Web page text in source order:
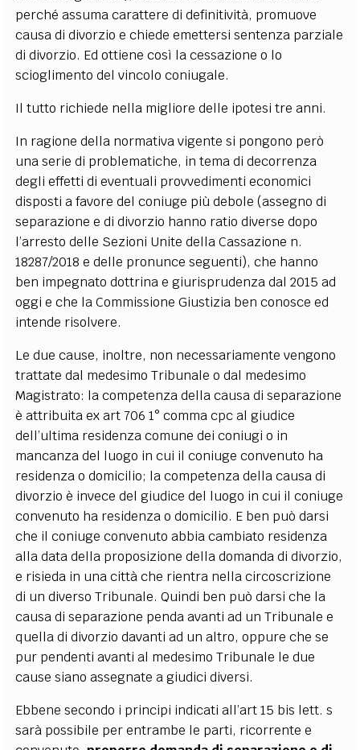
perché assuma carattere di definitività, promuove
causa di divorzio e chiede emettersi sentenza parziale
di divorzio. Ed ottiene così la cessazione o lo
scioglimento del vincolo coniugale.
Il tutto richiede nella migliore delle ipotesi tre anni.
In ragione della normativa vigente si pongono però
una serie di problematiche, in tema di decorrenza
degli effetti di eventuali provvedimenti economici
disposti a favore del coniuge più debole (assegno di
separazione e di divorzio hanno ratio diverse dopo
l’arresto delle Sezioni Unite della Cassazione n.
18287/2018 e delle pronunce seguenti), che hanno
ben impegnato dottrina e giurisprudenza dal 2015 ad
oggi e che la Commissione Giustizia ben conosce ed
intende risolvere.
Le due cause, inoltre, non necessariamente vengono
trattate dal medesimo Tribunale o dal medesimo
Magistrato: la competenza della causa di separazione
è attribuita ex art 706 1° comma cpc al giudice
dell’ultima residenza comune dei coniugi o in
mancanza del luogo in cui il coniuge convenuto ha
residenza o domicilio; la competenza della causa di
divorzio è invece del giudice del luogo in cui il coniuge
convenuto ha residenza o domicilio. E ben può darsi
che il coniuge convenuto abbia cambiato residenza
alla data della proposizione della domanda di divorzio,
e risieda in una città che rientra nella circoscrizione
di un diverso Tribunale. Quindi ben può darsi che la
causa di separazione penda avanti ad un Tribunale e
quella di divorzio davanti ad un altro, oppure che se
pur pendenti avanti al medesimo Tribunale le due
cause siano assegnate a giudici diversi.
Ebbene secondo i principi indicati all’art 15 bis lett. s
sarà possibile per entrambe le parti, ricorrente e